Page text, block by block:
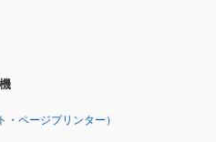
・ページプリンター）